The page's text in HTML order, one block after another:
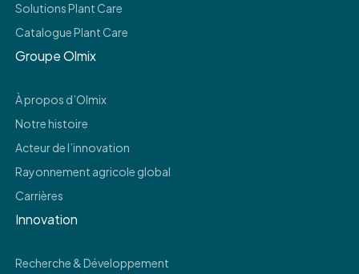
Solutions Plant Care
Catalogue Plant Care
Groupe Olmix
À propos d’Olmix
Notre histoire
Acteur de l’innovation
Rayonnement agricole global
Carrières
Innovation
Recherche & Développement